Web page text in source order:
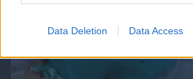
Data Deletion Data Access